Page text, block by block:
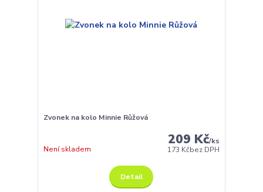
Zvonek na kolo Minnie Růžová
209 Kč/ks
173 Kčbez DPH
Není skladem
Detail